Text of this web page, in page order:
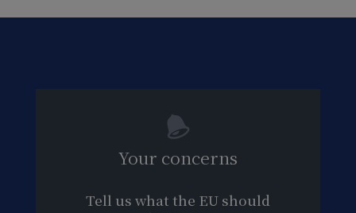
Your concerns
Tell us what the EU should